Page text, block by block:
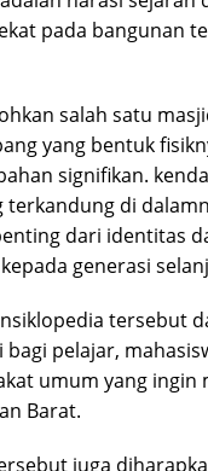
pada bangunan
salah satu
yang bentuk
signifikan.
terkandung di
dari identitas
generasi
tersebut
pelajar,
umum yang ingin
Barat.
juga